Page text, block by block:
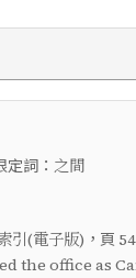
定詞： 之間
引(電子版) ，頁
the office as